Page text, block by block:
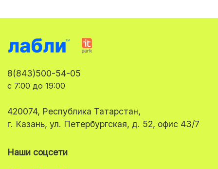
8(843)500-54-05
с 7:00 до 19:00
420074, Республика Татарстан,
г. Казань, ул. Петербургская, д. 52, офис 43/7
Наши соцсети